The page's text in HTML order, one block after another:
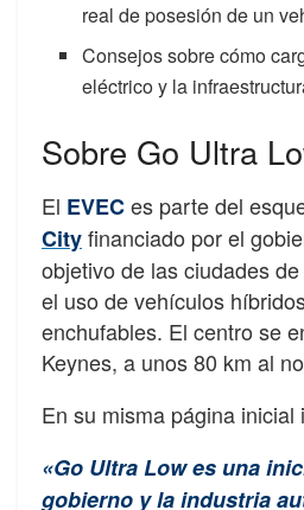
real de posesión de un
Consejos sobre cómo
eléctrico y la
Sobre Go Ultra
El EVECes parte del
Cityfinanciado por el
objetivo de las ciudades
el uso de vehículos
enchufables. El centro se
Keynes, a unos 80 km al
En su misma página inicial
«Go Ultra Low es una
gobierno y la industria